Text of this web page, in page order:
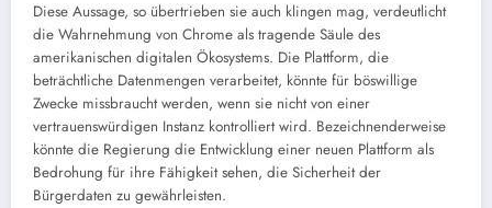
Diese Aussage, so übertrieben sie auch klingen mag, verdeutlicht
die Wahrnehmung von Chrome als tragende Säule des
amerikanischen digitalen Ökosystems. Die Plattform, die
beträchtliche Datenmengen verarbeitet, könnte für böswillige
Zwecke missbraucht werden, wenn sie nicht von einer
vertrauenswürdigen Instanz kontrolliert wird. Bezeichnenderweise
könnte die Regierung die Entwicklung einer neuen Plattform als
Bedrohung für ihre Fähigkeit sehen, die Sicherheit der
Bürgerdaten zu gewährleisten.